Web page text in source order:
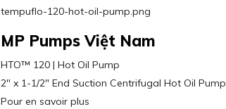
tempuflo-120-hot-oil-pump.png
MP Pumps Việt Nam
HTO™ 120 | Hot Oil Pump
2″ x 1-1/2″ End Suction Centrifugal Hot Oil Pump
Pour en savoir plus